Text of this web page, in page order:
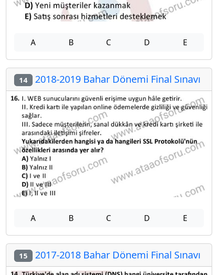
A B C D E
14 2018-2019 Bahar Dönemi Final Sınavı
A B C D E
15 2017-2018 Bahar Dönemi Final Sınavı